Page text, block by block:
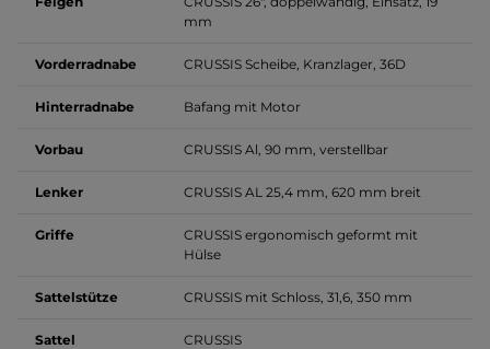
mm
Vorderradnabe CRUSSIS Scheibe, Kranzlager, 36D
Hinterradnabe Bafang mit Motor
Vorbau CRUSSIS Al, 90 mm, verstellbar
Lenker CRUSSIS AL 25,4 mm, 620 mm breit
Griffe
CRUSSIS ergonomisch geformt mit
Hülse
Sattelstütze CRUSSIS mit Schloss, 31,6, 350 mm
Sattel CRUSSIS